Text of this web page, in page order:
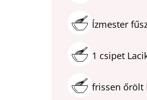
Ízmester
1 csipet
frissen őrölt